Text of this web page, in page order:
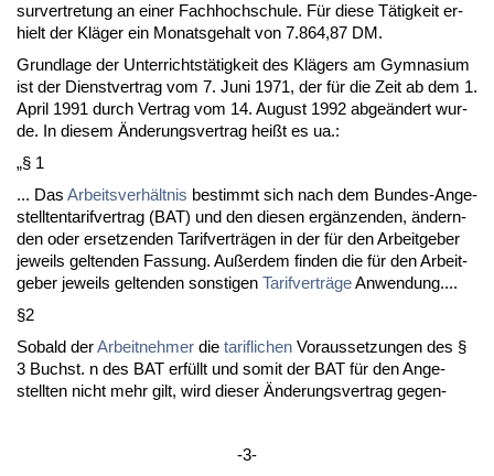
sur­ver­tre­tung an ei­ner Fach­hoch­schu­le. Für die­se Tätig­keit er­
hielt der Kläger ein Mo­nats­ge­halt von 7.864,87 DM.
Grund­la­ge der Un­ter­richtstätig­keit des Klägers am Gym­na­si­um
ist der Dienst­ver­trag vom 7. Ju­ni 1971, der für die Zeit ab dem 1.
April 1991 durch Ver­trag vom 14. Au­gust 1992 ab­geändert wur­
de. In die­sem Ände­rungs­ver­trag heißt es ua.:
„§ 1
... Das Ar­beits­verhält­nis be­stimmt sich nach dem Bun­des-An­ge­
stell­ten­ta­rif­ver­trag (BAT) und den die­sen ergänzen­den, ändern­
den oder er­set­zen­den Ta­rif­verträgen in der für den Ar­beit­ge­ber
je­weils gel­ten­den Fas­sung. Außer­dem fin­den die für den Ar­beit­
ge­ber je­weils gel­ten­den sons­ti­gen Ta­rif­verträgeAn­wen­dung....
§2
So­bald derAr­beit­neh­mer die ta­rif­li­chen Vor­aus­set­zun­gen des §
3 Buchst. n des BAT erfüllt und so­mit der BAT für den An­ge-
stell­ten nicht mehr gilt, wird die­ser Ände­rungs­ver­trag ge­gen-
-3-